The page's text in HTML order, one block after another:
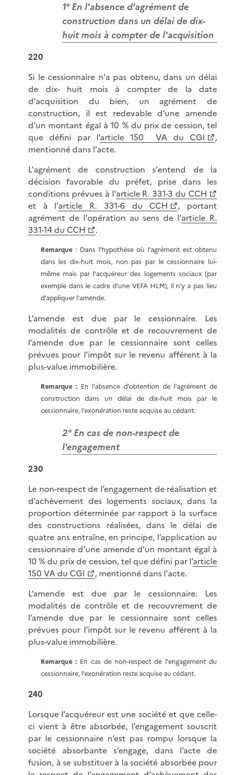
1° En l'absence d'agrément de
construction dans un délai de dix-
huit mois à compter de l'acquisition
220
Si le cessionnaire n'a pas obtenu, dans un délai
de dix- huit mois à compter de la date
d'acquisition du bien, un agrément de
construction, il est redevable d’une amende
d'un montant égal à 10 % du prix de cession, tel
que défini par l’article 150 VA du CGI
,
mentionné dans l'acte.
L'agrément de construction s'entend de la
décision favorable du préfet, prise dans les
conditions prévues à l'article R. 331-3 du CCH
et à l'article R. 331-6 du CCH
, portant
agrément de l'opération au sens de l'article R.
331-14 du CCH
.
Remarque : Dans l'hypothèse où l'agrément est obtenu
dans les dix-huit mois, non pas par le cessionnaire lui-
même mais par l'acquéreur des logements sociaux (par
exemple dans le cadre d'une VEFA HLM), il n'y a pas lieu
d'appliquer l'amende.
L’amende est due par le cessionnaire. Les
modalités de contrôle et de recouvrement de
l’amende due par le cessionnaire sont celles
prévues pour l’impôt sur le revenu afférent à la
plus-value immobilière.
Remarque :En l'absence d'obtention de l'agrément de
construction dans un délai de dix-huit mois par le
cessionnaire, l'exonération reste acquise au cédant.
2° En cas de non-respect de
l'engagement
230
Le non-respect de l’engagement de réalisation et
d’achèvement des logements sociaux, dans la
proportion déterminée par rapport à la surface
des constructions réalisées, dans le délai de
quatre ans entraîne, en principe, l’application au
cessionnaire d’une amende d'un montant égal à
10 % du prix de cession, tel que défini par l’article
150 VA du CGI
, mentionné dans l'acte.
L’amende est due par le cessionnaire. Les
modalités de contrôle et de recouvrement de
l’amende due par le cessionnaire sont celles
prévues pour l’impôt sur le revenu afférent à la
plus-value immobilière.
Remarque : En cas de non-respect de l'engagement du
cessionnaire, l'exonération reste acquise au cédant.
240
Lorsque l’acquéreur est une société et que celle-
ci vient à être absorbée, l’engagement souscrit
par le cessionnaire n’est pas rompu lorsque la
société absorbante s’engage, dans l’acte de
fusion, à se substituer à la société absorbée pour